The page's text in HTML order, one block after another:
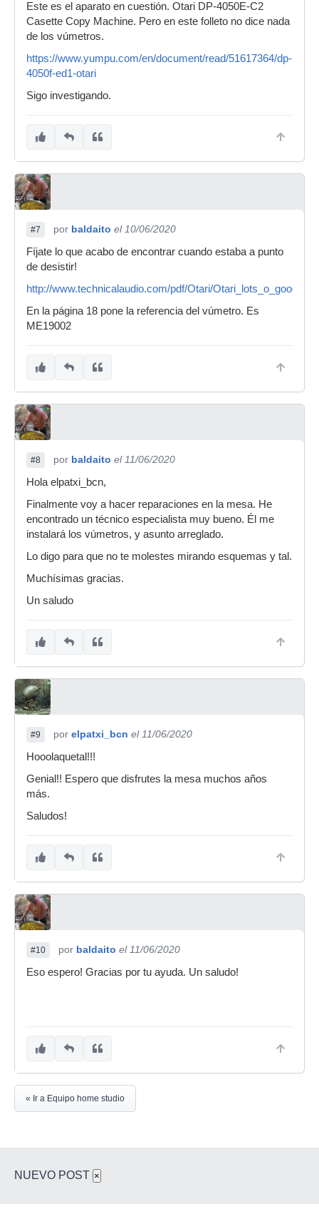
Este es el aparato en cuestión. Otari DP-4050E-C2
Casette Copy Machine. Pero en este folleto no dice nada
de los vúmetros.
https://www.yumpu.com/en/document/read/51617364/dp-
4050f-ed1-otari
Sigo investigando.
#7 por baldaito el 10/06/2020
Fíjate lo que acabo de encontrar cuando estaba a punto
de desistir!
http://www.technicalaudio.com/pdf/Otari/
En la página 18 pone la referencia del vúmetro. Es
ME19002
#8 por baldaito el 11/06/2020
Hola elpatxi_bcn,
Finalmente voy a hacer reparaciones en la mesa. He
encontrado un técnico especialista muy bueno. Él me
instalará los vúmetros, y asunto arreglado.
Lo digo para que no te molestes mirando esquemas y tal.
Muchísimas gracias.
Un saludo
#9 por elpatxi_bcn el 11/06/2020
Hooolaquetal!!!
Genial!! Espero que disfrutes la mesa muchos años
más.
Saludos!
#10 por baldaito el 11/06/2020
Eso espero! Gracias por tu ayuda. Un saludo!
« Ir a Equipo home studio
NUEVO POST ×